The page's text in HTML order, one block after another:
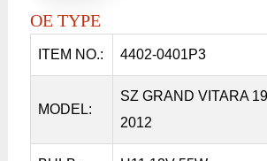
OE TYPE
ITEM NO.: 4402-0401P3
MODEL:
SZ GRAND VITARA
2012